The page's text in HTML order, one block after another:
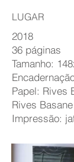
LUGAR
2018
36 páginas
Tamanho:
Papel: Rives
Rives
Impressão: